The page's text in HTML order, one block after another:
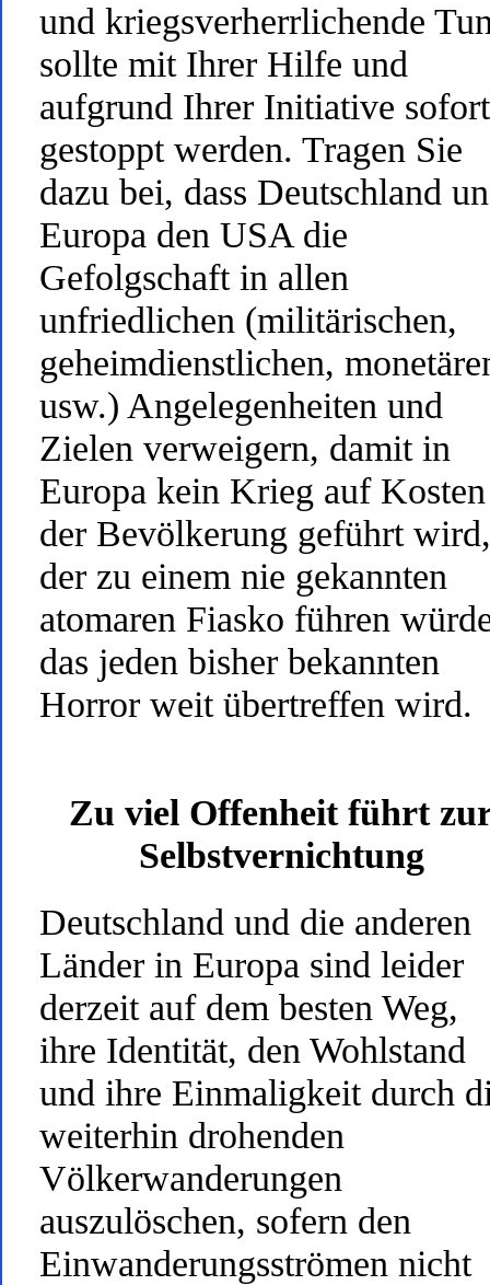
und kriegsverherrlichende
sollte mit Ihrer Hilfe und
aufgrund Ihrer Initiative sofort
gestoppt werden. Tragen Sie
dazu bei, dass Deutschland
Europa den USA die
Gefolgschaft in allen
unfriedlichen (militärischen,
geheimdienstlichen,
usw.) Angelegenheiten und
Zielen verweigern, damit in
Europa kein Krieg auf Kosten
der Bevölkerung geführt wird,
der zu einem nie gekannten
atomaren Fiasko führen
das jeden bisher bekannten
Horror weit übertreffen wird.
Zu viel Offenheit führt
Selbstvernichtung
Deutschland und die anderen
Länder in Europa sind leider
derzeit auf dem besten Weg,
ihre Identität, den Wohlstand
und ihre Einmaligkeit durch
weiterhin drohenden
Völkerwanderungen
auszulöschen, sofern den
Einwanderungsströmen nicht